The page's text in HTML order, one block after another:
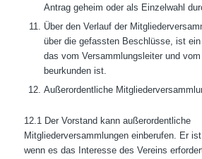
Antrag geheim oder als Einzelwahl
Über den Verlauf der
über die gefassten Beschlüsse, ist
das vom Versammlungsleiter und
beurkunden ist.
Außerordentliche
12.1 Der Vorstand kann außerordentliche
Mitgliederversammlungen einberufen. Er
wenn es das Interesse des Vereins